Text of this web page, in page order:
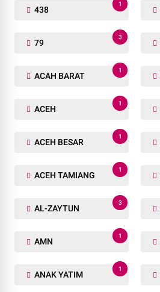
438
1
79
3
ACAH BARAT
1
ACEH
1
ACEH BESAR
1
ACEH TAMIANG
1
AL-ZAYTUN
3
AMN
1
ANAK YATIM
1